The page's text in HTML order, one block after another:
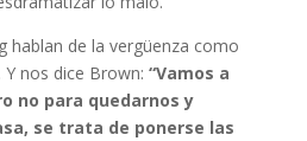
hablan de la vergüenza como
nos dice Brown: “Vamos a
no para quedarnos y
se trata de ponerse las